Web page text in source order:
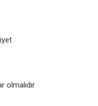
olmalıdır